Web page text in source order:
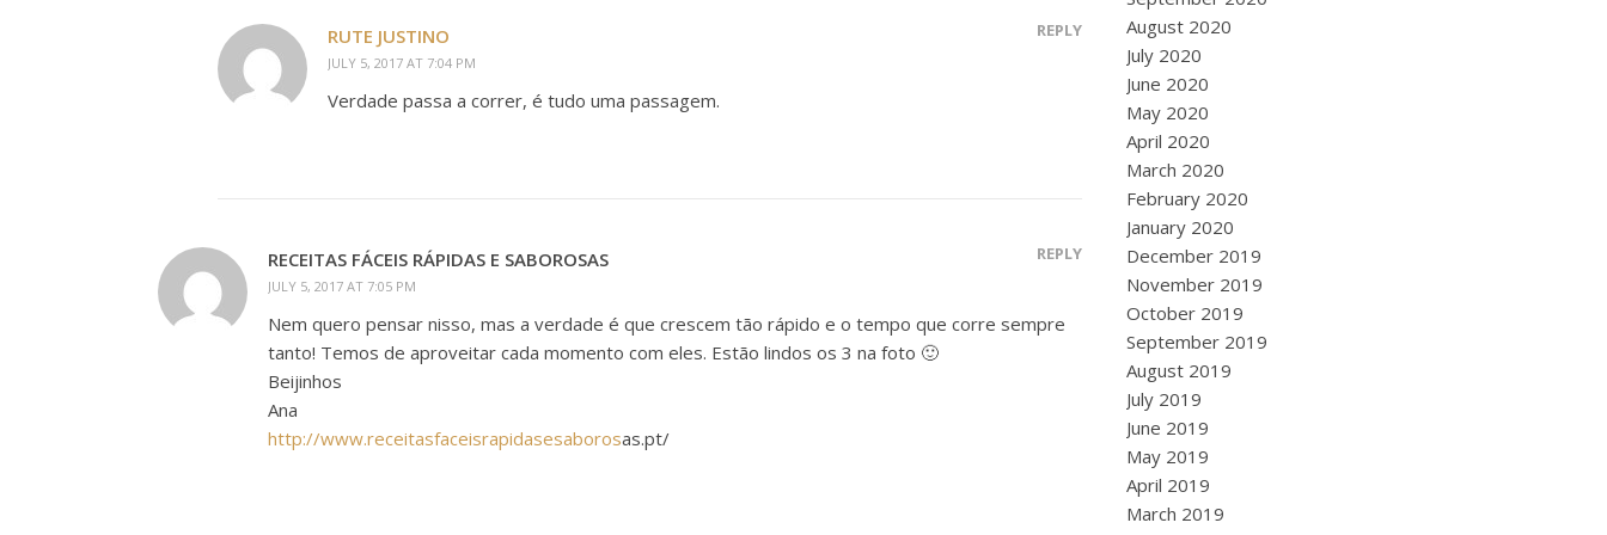
RUTE JUSTINO
JULY 5, 2017 AT 7:04 PM
REPLY
Verdade passa a correr, é tudo uma passagem.
RECEITAS FÁCEIS RÁPIDAS E SABOROSAS
JULY 5, 2017 AT 7:05 PM
REPLY
Nem quero pensar nisso, mas a verdade é que crescem tão rápido e o tempo que corre sempre
tanto! Temos de aproveitar cada momento com eles. Estão lindos os 3 na foto 🙂
Beijinhos
Ana
http://www.receitasfaceisrapidasesaborosas.pt/
August 2020
July 2020
June 2020
May 2020
April 2020
March 2020
February 2020
January 2020
December 2019
November 2019
October 2019
September 2019
August 2019
July 2019
June 2019
May 2019
April 2019
March 2019